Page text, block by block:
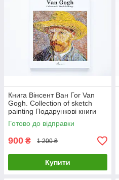
Книга Вінсент Ван Гог Van
Gogh. Collection of sketch
painting Подарункові книги
про мистецтво та живопис
Готово до відправки
900 ₴ 1 200 ₴
Купити